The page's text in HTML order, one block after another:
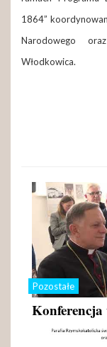
1864”
Narodowego
Włodkowica.
Pozostałe
Konferencja